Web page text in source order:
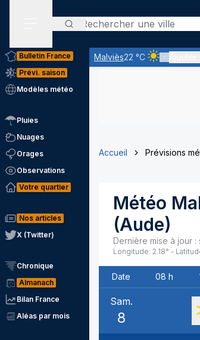
Rechercher
Malviès22 °C
Ciel clair -
Bulletin France
Prévi. saison
Modèles météo
Pluies
Nuages
Orages
Observations
Votre quartier
Nos articles
X (Twitter)
Chronique
Almanach
Bilan France
Aléas par mois
Accueil Prévisions
Météo
(Aude)
Dernière mise à jour :
Longitude: 2.18° -
Date 08 h
Sam.
8